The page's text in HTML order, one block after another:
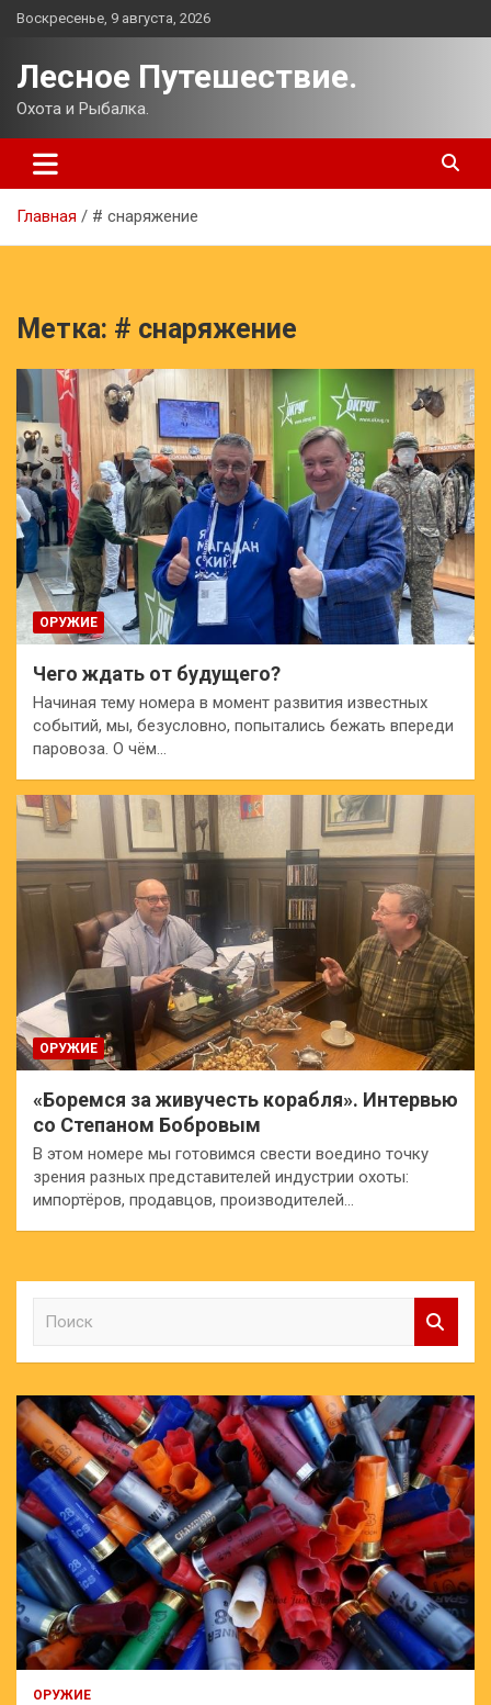
Перейти
Воскресенье, 9 августа, 2026
Лесное Путешествие.
Охота и Рыбалка.
Главная # снаряжение
Метка: # снаряжение
ОРУЖИЕ
Чего ждать от будущего?
Начиная тему номера в момент развития известных
событий, мы, безусловно, попытались бежать впереди
паровоза. О чём…
ОРУЖИЕ
«Боремся за живучесть корабля». Интервью
со Степаном Бобровым
В этом номере мы готовимся свести воедино точку
зрения разных представителей индустрии охоты:
импортёров, продавцов, производителей…
к
ОРУЖИЕ